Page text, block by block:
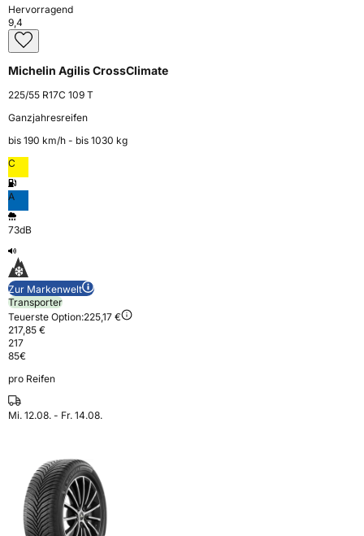
Hervorragend
9,4
Michelin Agilis CrossClimate
225/55 R17C 109 T
Ganzjahresreifen
bis 190 km⁠/⁠h - bis 1030 kg
C
A
73dB
Zur Markenwelt
Transporter
Teuerste Option:225,17 €
217,85 €
217
85€
pro Reifen
Mi. 12.08. - Fr. 14.08.